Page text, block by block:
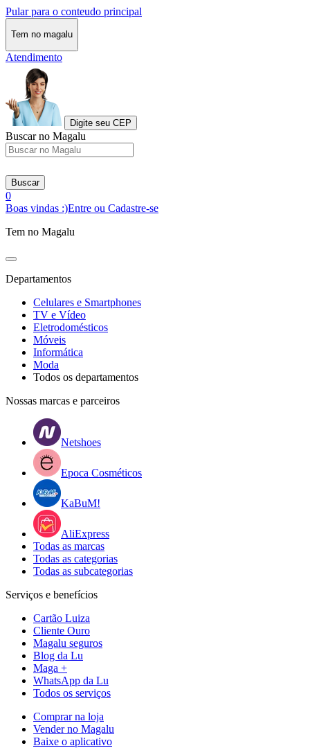
Pular para o conteudo principal
Tem no magalu
Atendimento
Digite seu CEP
Buscar no Magalu
Buscar
0
Boas vindas :)Entre ou Cadastre-se
Tem no Magalu
Departamentos
Celulares e Smartphones
TV e Vídeo
Eletrodomésticos
Móveis
Informática
Moda
Todos os departamentos
Nossas marcas e parceiros
Netshoes
Epoca Cosméticos
KaBuM!
AliExpress
Todas as marcas
Todas as categorias
Todas as subcategorias
Serviços e benefícios
Cartão Luiza
Cliente Ouro
Magalu seguros
Blog da Lu
Maga +
WhatsApp da Lu
Todos os serviços
Comprar na loja
Vender no Magalu
Baixe o aplicativo